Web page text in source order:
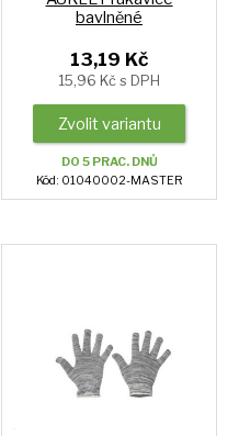
bavlněné
13,19 Kč
15,96 Kč s DPH
Zvolit variantu
DO 5 PRAC. DNŮ
Kód: 01040002-MASTER